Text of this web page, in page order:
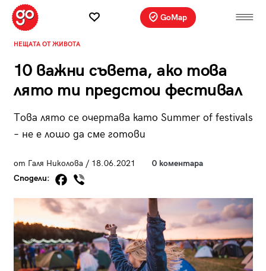
GoMap
НЕЩАТА ОТ ЖИВОТА
10 важни съвета, ако това
лято ти предстои фестивал
Това лято се очертава като Summer of festivals
– не е лошо да сме готови
от Галя Николова / 18.06.2021
0 коментара
Сподели: